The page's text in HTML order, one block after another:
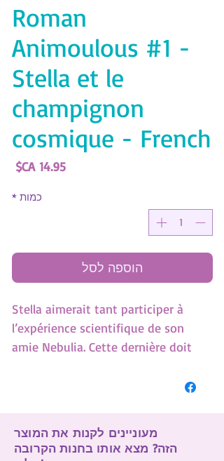
Roman
Animoulous #1 -
Stella et le
champignon
cosmique - French
כמות *
הוספה לסל
Stella aimerait tant participer à
l’expérience scientifique de son
amie Nebulia. Cette dernière doit
si beau et intrigant. Mais Stella n’a
même « d’aider » en cachette… et
מעוניינים לקנות את המוצר
הזה? מצא אותו בחנות הקרובה